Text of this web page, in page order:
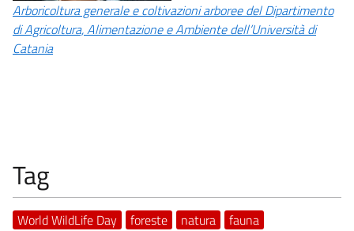
Arboricoltura generale e coltivazioni arboree del Dipartimento
di Agricoltura, Alimentazione e Ambiente dell’Università di
Catania
Tag
World WildLife Day foreste natura
fauna